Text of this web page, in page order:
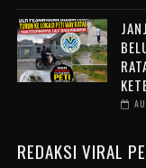
REDAKSI VIRAL